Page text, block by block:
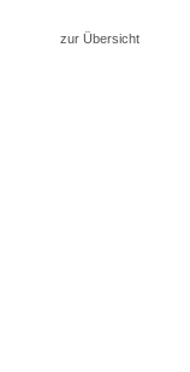
zur Übersicht